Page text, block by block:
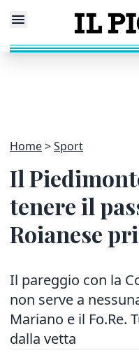
Home Sport
Il
tenere il
Roianese
Il pareggio con la
non serve a
Mariano e il Fo.Re.
dalla vetta